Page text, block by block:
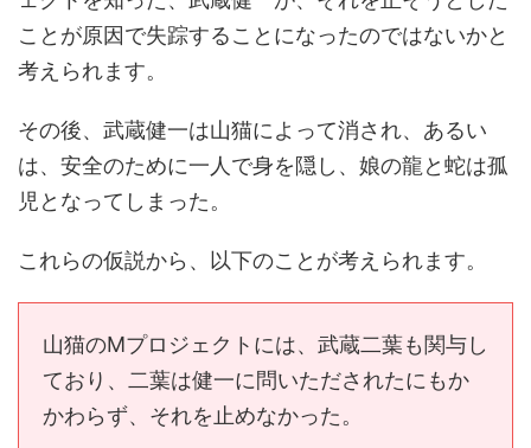
ことが原因で失踪することになったのではないかと
考えられます。
その後、武蔵健一は山猫によって消され、あるい
は、安全のために一人で身を隠し、娘の龍と蛇は孤
児となってしまった。
これらの仮説から、以下のことが考えられます。
山猫のMプロジェクトには、武蔵二葉も関与し
ており、二葉は健一に問いただされたにもか
かわらず、それを止めなかった。